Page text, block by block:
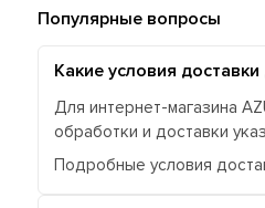
Популярные вопросы
Какие условия
Для интернет-магазина
обработки и доставки
Подробные условия